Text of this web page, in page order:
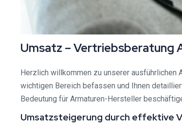
Umsatz – Vertriebsberatung
Herzlich willkommen zu unserer
wichtigen Bereich befassen und Ihnen
Bedeutung für Armaturen-Hersteller
Umsatzsteigerung durch effektive